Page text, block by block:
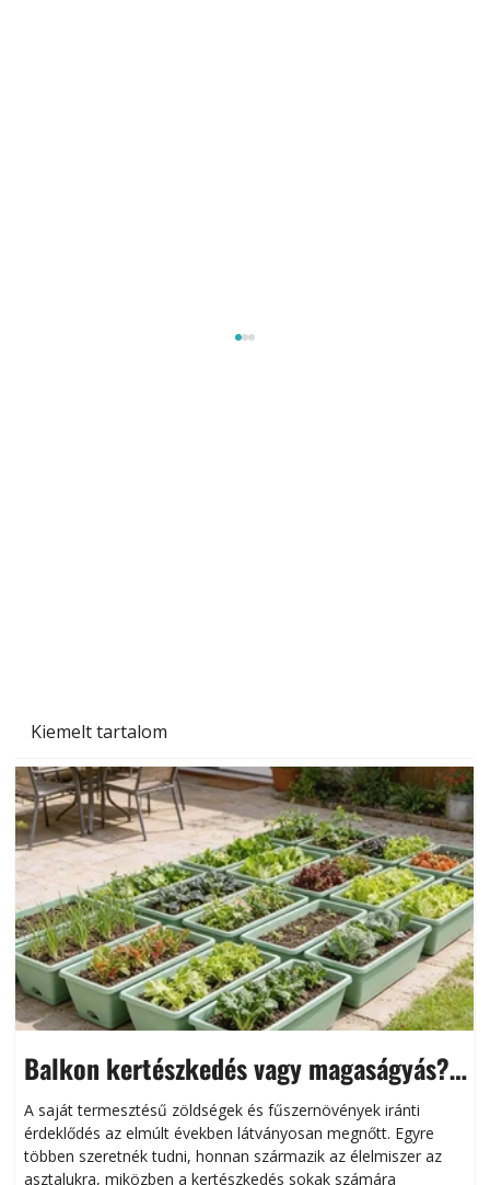
Kiemelt tartalom
Balkon kertészkedés vagy magaságyás?
Helytakarékos kertészkedés
A saját termesztésű zöldségek és fűszernövények iránti
érdeklődés az elmúlt években látványosan megnőtt. Egyre
többen szeretnék tudni, honnan származik az élelmiszer az
asztalukra, miközben a kertészkedés sokak számára